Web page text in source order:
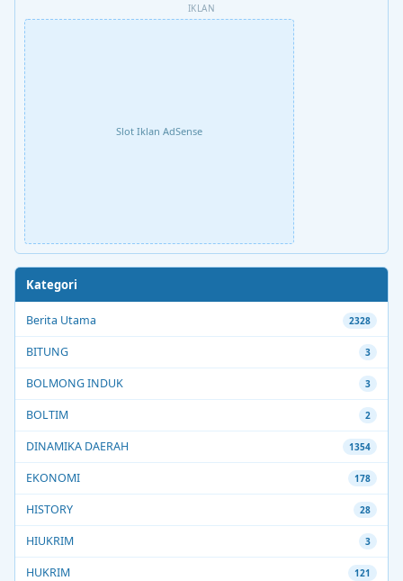
IKLAN
Slot Iklan AdSense
Kategori
Berita Utama 2328
BITUNG 3
BOLMONG INDUK 3
BOLTIM 2
DINAMIKA DAERAH 1354
EKONOMI 178
HISTORY 28
HIUKRIM 3
HUKRIM 121